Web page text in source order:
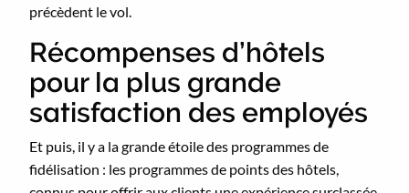
précèdent le vol.
Récompenses d’hôtels
pour la plus grande
satisfaction des employés
Et puis, il y a la grande étoile des programmes de
fidélisation : les programmes de points des hôtels,